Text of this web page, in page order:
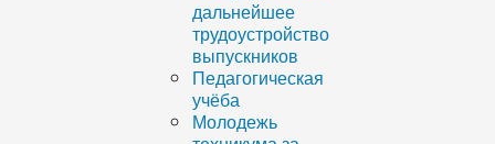
дальнейшее
трудоустройство
выпускников
Педагогическая
учёба
Молодежь